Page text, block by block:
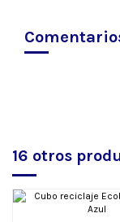
16 otros